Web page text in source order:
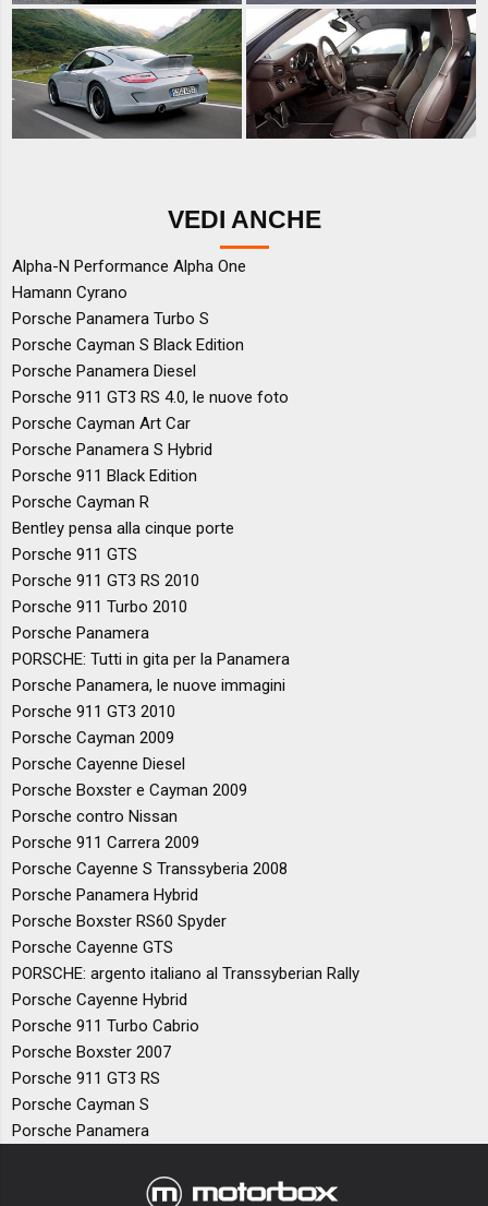
VEDI ANCHE
Alpha-N Performance Alpha One
Hamann Cyrano
Porsche Panamera Turbo S
Porsche Cayman S Black Edition
Porsche Panamera Diesel
Porsche 911 GT3 RS 4.0, le nuove foto
Porsche Cayman Art Car
Porsche Panamera S Hybrid
Porsche 911 Black Edition
Porsche Cayman R
Bentley pensa alla cinque porte
Porsche 911 GTS
Porsche 911 GT3 RS 2010
Porsche 911 Turbo 2010
Porsche Panamera
PORSCHE: Tutti in gita per la Panamera
Porsche Panamera, le nuove immagini
Porsche 911 GT3 2010
Porsche Cayman 2009
Porsche Cayenne Diesel
Porsche Boxster e Cayman 2009
Porsche contro Nissan
Porsche 911 Carrera 2009
Porsche Cayenne S Transsyberia 2008
Porsche Panamera Hybrid
Porsche Boxster RS60 Spyder
Porsche Cayenne GTS
PORSCHE: argento italiano al Transsyberian Rally
Porsche Cayenne Hybrid
Porsche 911 Turbo Cabrio
Porsche Boxster 2007
Porsche 911 GT3 RS
Porsche Cayman S
Porsche Panamera